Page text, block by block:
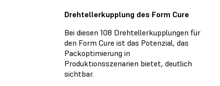
Drehtellerkupplung des Form Cure
Bei diesen 108 Drehtellerkupplungen für
den Form Cure ist das Potenzial, das
Packoptimierung in
Produktionsszenarien bietet, deutlich
sichtbar.